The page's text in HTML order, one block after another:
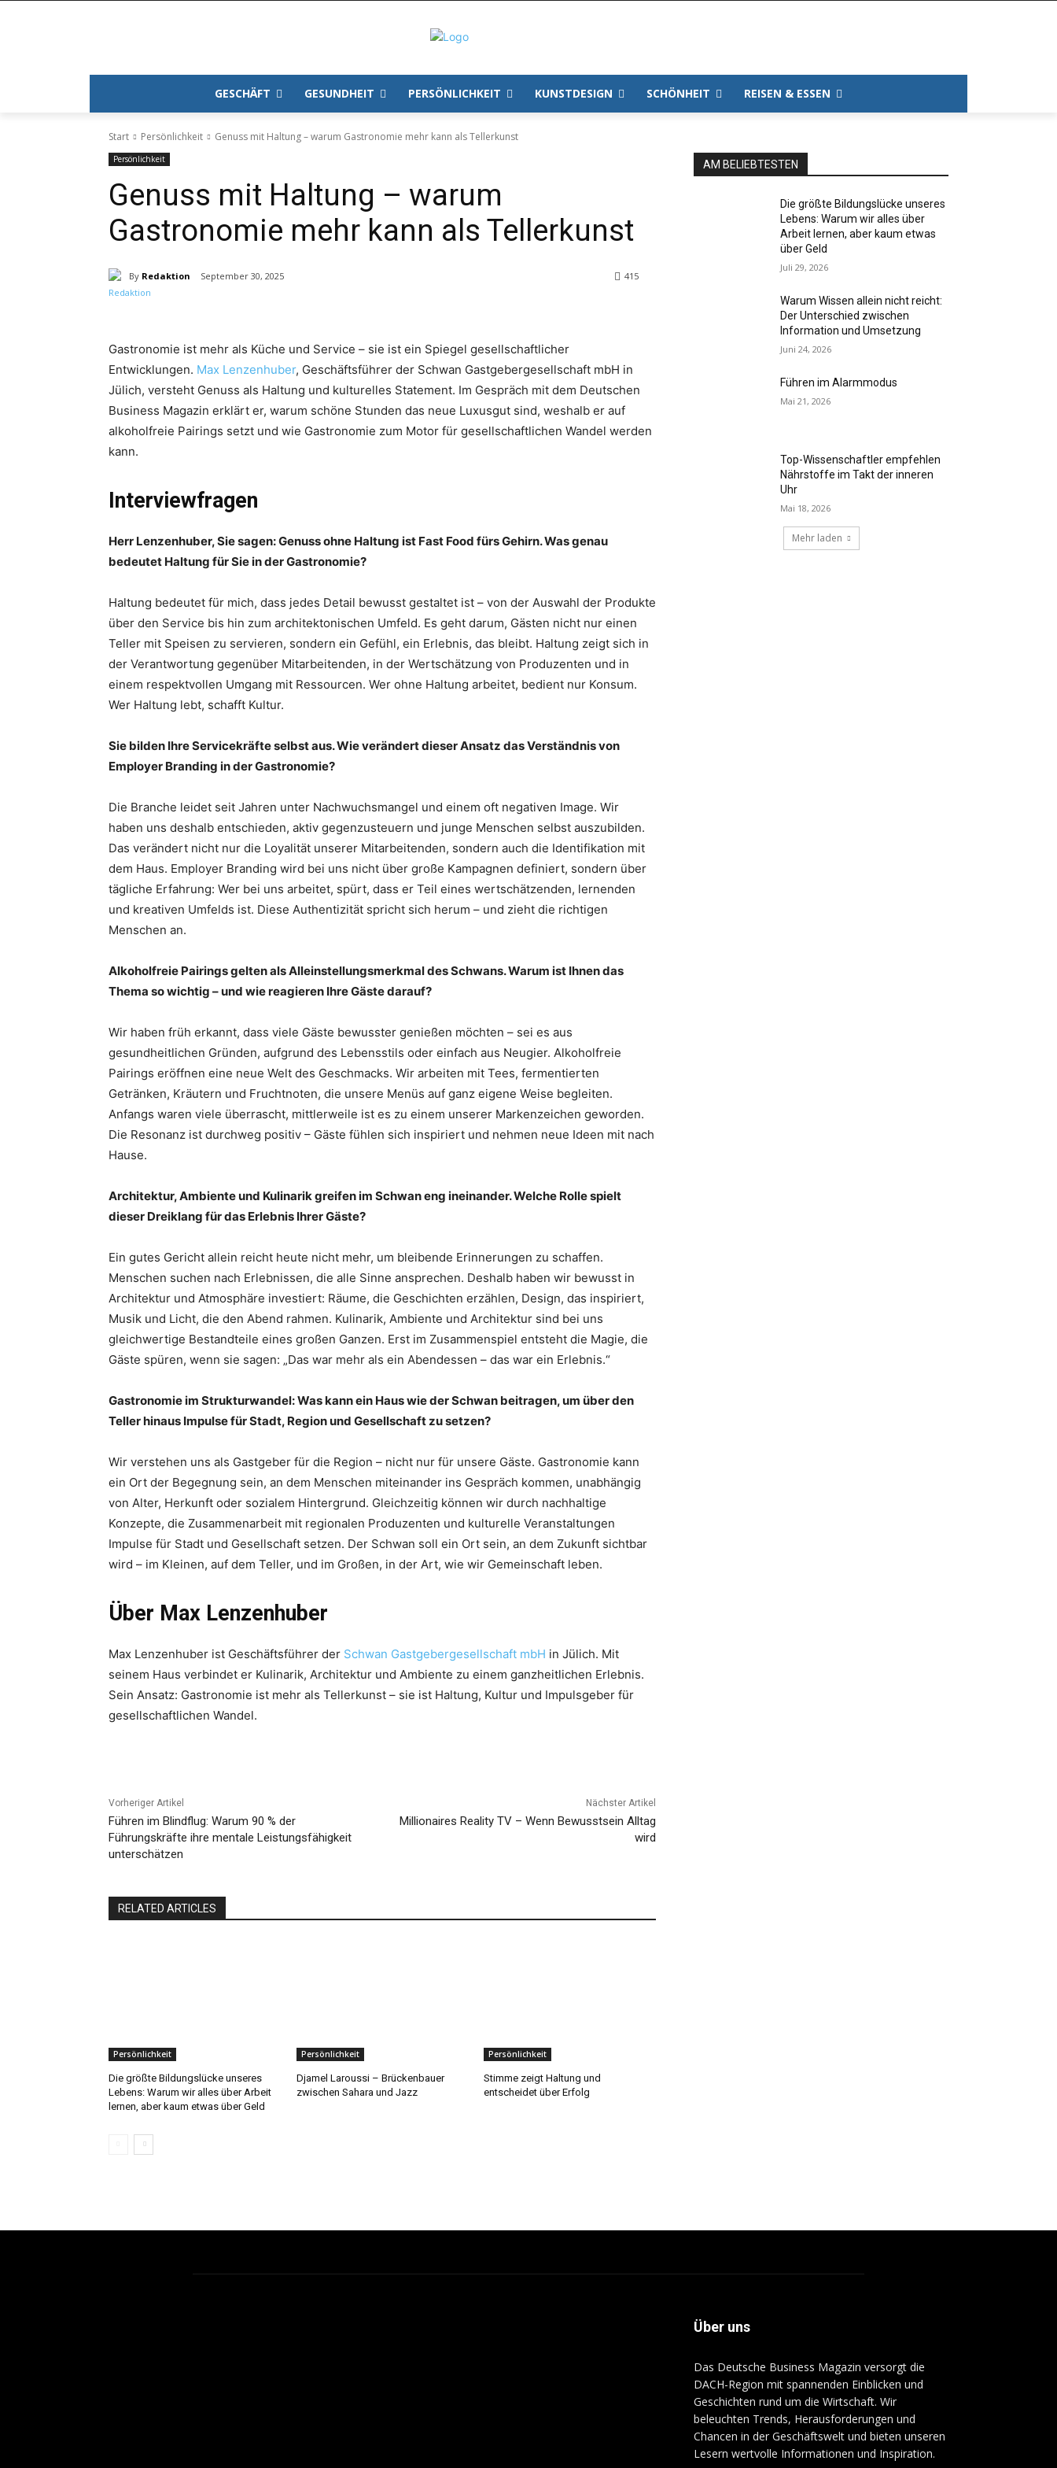
GESCHÄFT GESUNDHEIT PERSÖNLICHKEIT KUNSTDESIGN SCHÖNHEIT REISEN & ESSEN
Start Persönlichkeit Genuss mit Haltung – warum Gastronomie mehr kann als Tellerkunst
Persönlichkeit
Genuss mit Haltung – warum
Gastronomie mehr kann als Tellerkunst
By Redaktion September 30, 2025 415
Gastronomie ist mehr als Küche und Service – sie ist ein Spiegel gesellschaftlicher
Entwicklungen. Max Lenzenhuber, Geschäftsführer der Schwan Gastgebergesellschaft mbH in
Jülich, versteht Genuss als Haltung und kulturelles Statement. Im Gespräch mit dem Deutschen
Business Magazin erklärt er, warum schöne Stunden das neue Luxusgut sind, weshalb er auf
alkoholfreie Pairings setzt und wie Gastronomie zum Motor für gesellschaftlichen Wandel werden
kann.
Interviewfragen
Herr Lenzenhuber, Sie sagen: Genuss ohne Haltung ist Fast Food fürs Gehirn. Was genau
bedeutet Haltung für Sie in der Gastronomie?
Haltung bedeutet für mich, dass jedes Detail bewusst gestaltet ist – von der Auswahl der Produkte
über den Service bis hin zum architektonischen Umfeld. Es geht darum, Gästen nicht nur einen
Teller mit Speisen zu servieren, sondern ein Gefühl, ein Erlebnis, das bleibt. Haltung zeigt sich in
der Verantwortung gegenüber Mitarbeitenden, in der Wertschätzung von Produzenten und in
einem respektvollen Umgang mit Ressourcen. Wer ohne Haltung arbeitet, bedient nur Konsum.
Wer Haltung lebt, schafft Kultur.
Sie bilden Ihre Servicekräfte selbst aus. Wie verändert dieser Ansatz das Verständnis von
Employer Branding in der Gastronomie?
Die Branche leidet seit Jahren unter Nachwuchsmangel und einem oft negativen Image. Wir
haben uns deshalb entschieden, aktiv gegenzusteuern und junge Menschen selbst auszubilden.
Das verändert nicht nur die Loyalität unserer Mitarbeitenden, sondern auch die Identifikation mit
dem Haus. Employer Branding wird bei uns nicht über große Kampagnen definiert, sondern über
tägliche Erfahrung: Wer bei uns arbeitet, spürt, dass er Teil eines wertschätzenden, lernenden
und kreativen Umfelds ist. Diese Authentizität spricht sich herum – und zieht die richtigen
Menschen an.
Alkoholfreie Pairings gelten als Alleinstellungsmerkmal des Schwans. Warum ist Ihnen das
Thema so wichtig – und wie reagieren Ihre Gäste darauf?
Wir haben früh erkannt, dass viele Gäste bewusster genießen möchten – sei es aus
gesundheitlichen Gründen, aufgrund des Lebensstils oder einfach aus Neugier. Alkoholfreie
Pairings eröffnen eine neue Welt des Geschmacks. Wir arbeiten mit Tees, fermentierten
Getränken, Kräutern und Fruchtnoten, die unsere Menüs auf ganz eigene Weise begleiten.
Anfangs waren viele überrascht, mittlerweile ist es zu einem unserer Markenzeichen geworden.
Die Resonanz ist durchweg positiv – Gäste fühlen sich inspiriert und nehmen neue Ideen mit nach
Hause.
Architektur, Ambiente und Kulinarik greifen im Schwan eng ineinander. Welche Rolle spielt
dieser Dreiklang für das Erlebnis Ihrer Gäste?
Ein gutes Gericht allein reicht heute nicht mehr, um bleibende Erinnerungen zu schaffen.
Menschen suchen nach Erlebnissen, die alle Sinne ansprechen. Deshalb haben wir bewusst in
Architektur und Atmosphäre investiert: Räume, die Geschichten erzählen, Design, das inspiriert,
Musik und Licht, die den Abend rahmen. Kulinarik, Ambiente und Architektur sind bei uns
gleichwertige Bestandteile eines großen Ganzen. Erst im Zusammenspiel entsteht die Magie, die
Gäste spüren, wenn sie sagen: „Das war mehr als ein Abendessen – das war ein Erlebnis.“
Gastronomie im Strukturwandel: Was kann ein Haus wie der Schwan beitragen, um über den
Teller hinaus Impulse für Stadt, Region und Gesellschaft zu setzen?
Wir verstehen uns als Gastgeber für die Region – nicht nur für unsere Gäste. Gastronomie kann
ein Ort der Begegnung sein, an dem Menschen miteinander ins Gespräch kommen, unabhängig
von Alter, Herkunft oder sozialem Hintergrund. Gleichzeitig können wir durch nachhaltige
Konzepte, die Zusammenarbeit mit regionalen Produzenten und kulturelle Veranstaltungen
Impulse für Stadt und Gesellschaft setzen. Der Schwan soll ein Ort sein, an dem Zukunft sichtbar
wird – im Kleinen, auf dem Teller, und im Großen, in der Art, wie wir Gemeinschaft leben.
Über Max Lenzenhuber
Max Lenzenhuber ist Geschäftsführer der Schwan Gastgebergesellschaft mbH in Jülich. Mit
seinem Haus verbindet er Kulinarik, Architektur und Ambiente zu einem ganzheitlichen Erlebnis.
Sein Ansatz: Gastronomie ist mehr als Tellerkunst – sie ist Haltung, Kultur und Impulsgeber für
gesellschaftlichen Wandel.
Vorheriger Artikel
Führen im Blindflug: Warum 90 % der
Führungskräfte ihre mentale Leistungsfähigkeit
unterschätzen
Nächster Artikel
Millionaires Reality TV – Wenn Bewusstsein Alltag
wird
RELATED ARTICLES
Persönlichkeit
Die größte Bildungslücke unseres
Lebens: Warum wir alles über Arbeit
lernen, aber kaum etwas über Geld
Persönlichkeit
Djamel Laroussi – Brückenbauer
zwischen Sahara und Jazz
Persönlichkeit
Stimme zeigt Haltung und
entscheidet über Erfolg
AM BELIEBTESTEN
Die größte Bildungslücke unseres
Lebens: Warum wir alles über
Arbeit lernen, aber kaum etwas
über Geld
Juli 29, 2026
Warum Wissen allein nicht reicht:
Der Unterschied zwischen
Information und Umsetzung
Juni 24, 2026
Führen im Alarmmodus
Mai 21, 2026
Top-Wissenschaftler empfehlen
Nährstoffe im Takt der inneren
Uhr
Mai 18, 2026
Mehr laden
Über uns
Das Deutsche Business Magazin versorgt die
DACH-Region mit spannenden Einblicken und
Geschichten rund um die Wirtschaft. Wir
beleuchten Trends, Herausforderungen und
Chancen in der Geschäftswelt und bieten unseren
Lesern wertvolle Informationen und Inspiration.